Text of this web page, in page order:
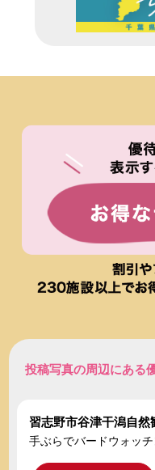
投稿写真の周辺にある
習志野市谷津干潟自
手ぶらでバードウォッ